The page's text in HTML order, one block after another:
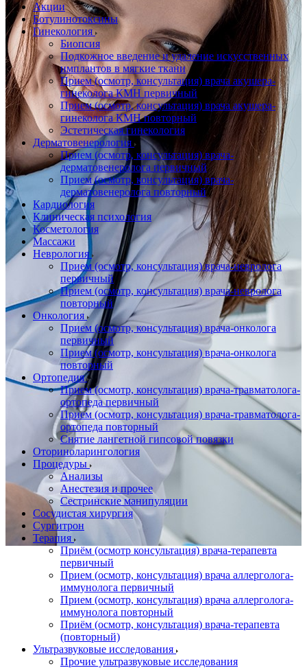
Акции
Ботулинотоксины
Гинекология
Биопсия
Подкожное введение и удаление искусственных
имплантов в мягкие ткани
Прием (осмотр, консультация) врача акушера-
гинеколога КМН первичный
Прием (осмотр, консультация) врача акушера-
гинеколога КМН повторный
Эстетическая гинекология
Дерматовенерология
Прием (осмотр, консультация) врача-
дерматовенеролога первичный
Прием (осмотр, консультация) врача-
дерматовенеролога повторный
Кардиология
Клиническая психология
Косметология
Массажи
Неврология
Прием (осмотр, консультация) врача-невролога
первичный
Прием (осмотр, консультация) врача-невролога
повторный
Онкология
Прием (осмотр, консультация) врача-онколога
первичный
Прием (осмотр, консультация) врача-онколога
повторный
Ортопедия
Прием (осмотр, консультация) врача-травматолога-
ортопеда первичный
Прием (осмотр, консультация) врача-травматолога-
ортопеда повторный
Снятие лангетной гипсовой повязки
Оториноларингология
Процедуры
Анализы
Анестезия и прочее
Сестринские манипуляции
Сосудистая хирургия
Сургитрон
Терапия
Приём (осмотр консультация) врача-терапевта
первичный
Прием (осмотр, консультация) врача аллерголога-
иммунолога первичный
Прием (осмотр, консультация) врача аллерголога-
иммунолога повторный
Приём (осмотр, консультация) врача-терапевта
(повторный)
Ультразвуковые исследования
Прочие ультразвуковые исследования